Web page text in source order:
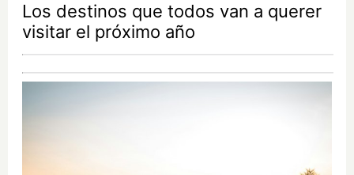
Los destinos que todos van a querer
visitar el próximo año